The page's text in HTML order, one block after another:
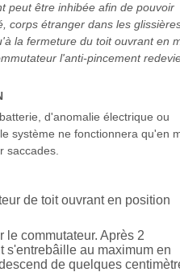
peut être inhibée afin de pouvoir
corps étranger dans les
la fermeture du toit ouvrant en
l'anti-pincement
d'anomalie électrique ou
système ne fonctionnera qu'en
saccades.
de toit ouvrant en position
le commutateur. Après 2
s'entrebâille au maximum en
de quelques